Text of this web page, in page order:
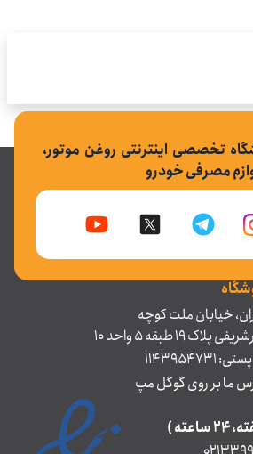
تخصصی اینترنتی روغن موتور،
مصرفی خودرو
خیابان ملت کوچه
پلاک 19 طبقه 5 واحد 10
1143954731
ما بر روی گوگل مپ